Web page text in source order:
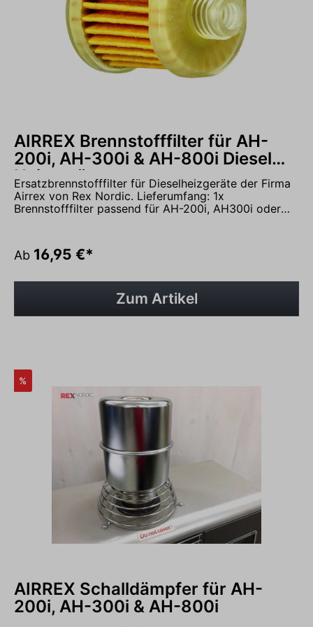
einen Termin in unserer Ausstellung.
AIRREX Brennstofffilter für AH-
200i, AH-300i & AH-800i Diesel
Heizgeräte
Ersatzbrennstofffilter für Dieselheizgeräte der Firma
Airrex von Rex Nordic. Lieferumfang: 1x
Brennstofffilter passend für AH-200i, AH300i oder
unter 05931 - 9986290 und vereinbaren Sie einen
Termin in unserer Ausstellung.
Ab 16,95 €*
Zum Artikel
%
AIRREX Schalldämpfer für AH-
200i, AH-300i & AH-800i